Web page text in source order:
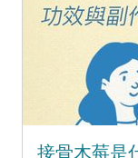
接骨木莓是